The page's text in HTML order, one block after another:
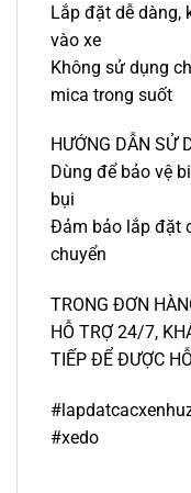
Lắp đặt dễ dàng,
vào xe
Không sử dụng
mica trong suốt
HƯỚNG DẪN SỬ
Dùng để bảo vệ
bụi
Đảm bảo lắp đặt
chuyển
TRONG ĐƠN
HỖ TRỢ 24/7,
TIẾP ĐỂ ĐƯỢC
#xedo